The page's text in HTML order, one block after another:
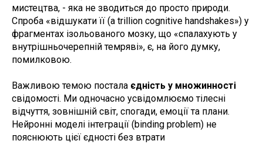
мистецтва, - яка не зводиться до просто природи.
Спроба «відшукати її (a trillion cognitive handshakes») у
фрагментах ізольованого мозку, що «спалахують у
внутрішньочерепній темряві», є, на його думку,
помилковою.
Важливою темою постала єдність у множинності
свідомості. Ми одночасно усвідомлюємо тілесні
відчуття, зовнішній світ, спогади, емоції та плани.
Нейронні моделі інтеграції (binding problem) не
пояснюють цієї єдності без втрати